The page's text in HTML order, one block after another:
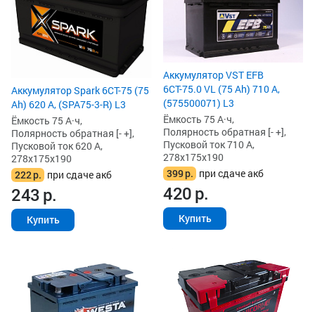
Аккумулятор Spark 6СТ-75 (75
Ah) 620 А, (SPA75-3-R) L3
Ёмкость 75 А·ч,
Полярность обратная [- +],
Пусковой ток 620 А,
278x175x190
222р. при сдаче акб
243р.
Купить
Аккумулятор VST EFB
6СТ-75.0 VL (75 Ah) 710 А,
(575500071) L3
Ёмкость 75 А·ч,
Полярность обратная [- +],
Пусковой ток 710 А,
278x175x190
399р. при сдаче акб
420р.
Купить